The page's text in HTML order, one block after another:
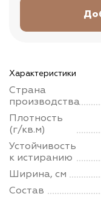
Характеристики
Страна
производства
Плотность
(г/кв.м)
Устойчивость
к истиранию
Ширина, см
Состав